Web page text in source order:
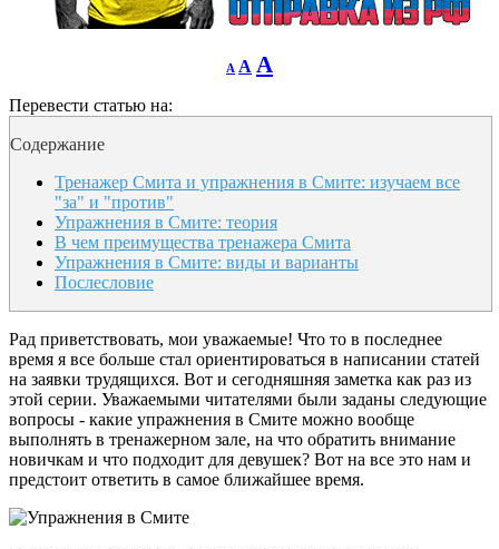
A
Decrease
font
A Reset
font
A
size.
Перевести статью на:
Содержание
Тренажер Смита и упражнения в Смите: изучаем все
"за" и "против"
Упражнения в Смите: теория
В чем преимущества тренажера Смита
Упражнения в Смите: виды и варианты
Послесловие
Рад приветствовать, мои уважаемые! Что то в последнее
время я все больше стал ориентироваться в написании статей
на заявки трудящихся. Вот и сегодняшняя заметка как раз из
этой серии. Уважаемыми читателями были заданы следующие
вопросы - какие упражнения в Смите можно вообще
выполнять в тренажерном зале, на что обратить внимание
новичкам и что подходит для девушек? Вот на все это нам и
предстоит ответить в самое ближайшее время.